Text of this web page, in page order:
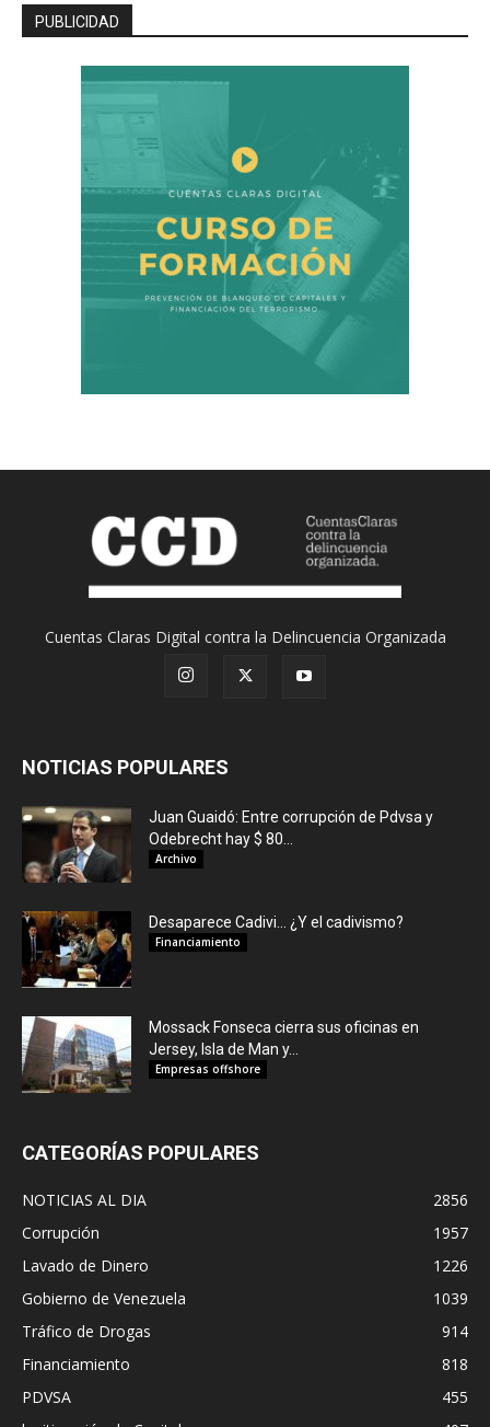
PUBLICIDAD
Cuentas Claras Digital contra la Delincuencia Organizada
NOTICIAS POPULARES
Juan Guaidó: Entre corrupción de Pdvsa y
Odebrecht hay $ 80...
Archivo
Desaparece Cadivi… ¿Y el cadivismo?
Financiamiento
Mossack Fonseca cierra sus oficinas en
Jersey, Isla de Man y...
Empresas offshore
CATEGORÍAS POPULARES
NOTICIAS AL DIA
2856
Corrupción
1957
Lavado de Dinero
1226
Gobierno de Venezuela
1039
Tráfico de Drogas
914
Financiamiento
818
PDVSA
455